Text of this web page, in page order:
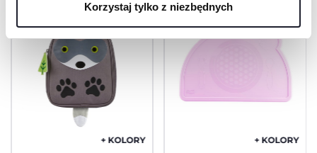
Korzystaj tylko z niezbędnych
+ KOLORY + KOLORY